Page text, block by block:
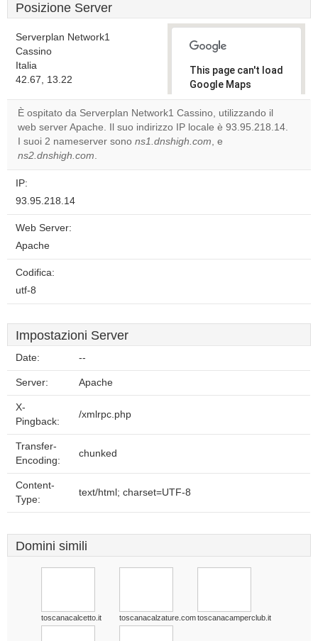
Posizione Server
Serverplan Network1
Cassino
Italia
42.67, 13.22
This page can't load
Google Maps
correctly.
Do you
own this
È ospitato da Serverplan Network1 Cassino, utilizzando il
web server Apache. Il suo indirizzo IP locale è 93.95.218.14.
I suoi 2 nameserver sono ns1.dnshigh.com, e
ns2.dnshigh.com.
IP:
93.95.218.14
Web Server:
Apache
Codifica:
utf-8
Impostazioni Server
Date: --
Server: Apache
X-
Pingback:
/xmlrpc.php
Transfer-
Encoding:
chunked
Content-
Type:
text/html; charset=UTF-8
Domini simili
toscanacalcetto.it toscanacalzature.comtoscanacamperclub.it